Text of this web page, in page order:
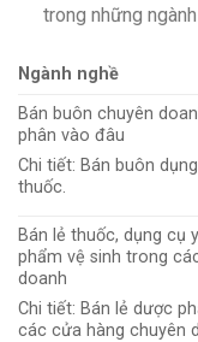
trong những
Ngành nghề
Bán buôn chuyên
phân vào đâu
Chi tiết: Bán buôn
thuốc.
Bán lẻ thuốc, dụng cụ
phẩm vệ sinh trong
doanh
Chi tiết: Bán lẻ dược
các cửa hàng chuyên